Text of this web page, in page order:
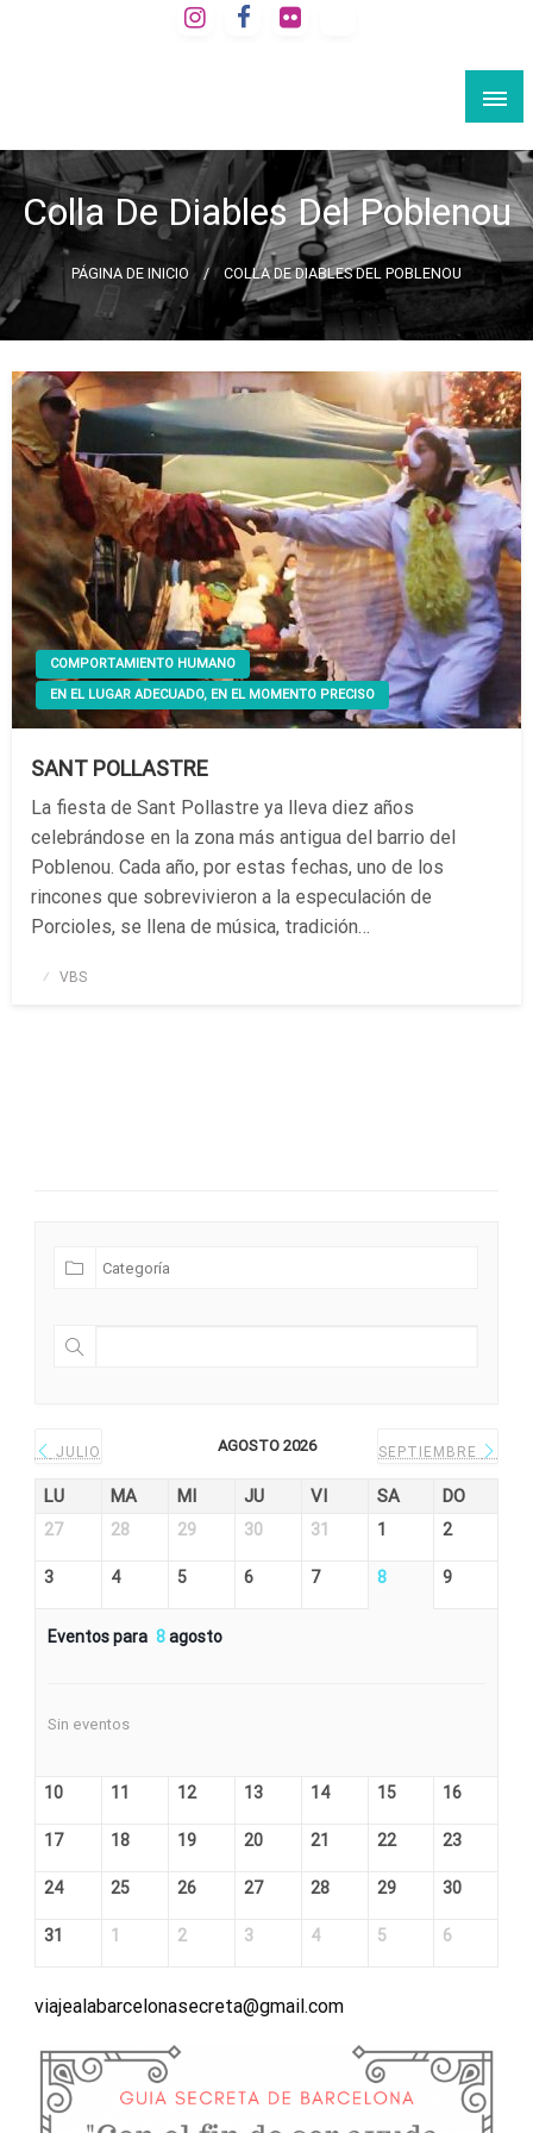
Colla De Diables Del Poblenou
PÁGINA DE INICIO COLLA DE DIABLES DEL POBLENOU
COMPORTAMIENTO HUMANO
EN EL LUGAR ADECUADO, EN EL MOMENTO PRECISO
SANT POLLASTRE
La fiesta de Sant Pollastre ya lleva diez años
celebrándose en la zona más antigua del barrio del
Poblenou. Cada año, por estas fechas, uno de los
rincones que sobrevivieron a la especulación de
Porcioles, se llena de música, tradición…
Publicado
VBS
JULIO AGOSTO 2026 SEPTIEMBRE
LU MA MI JU VI SA DO
27 28 29 30 31 1 2
3 4 5 6 7 8 9
Eventos para 8agosto
Sin eventos
10 11 12 13 14 15 16
17 18 19 20 21 22 23
24 25 26 27 28 29 30
31 1 2 3 4 5 6
viajealabarcelonasecreta@gmail.com